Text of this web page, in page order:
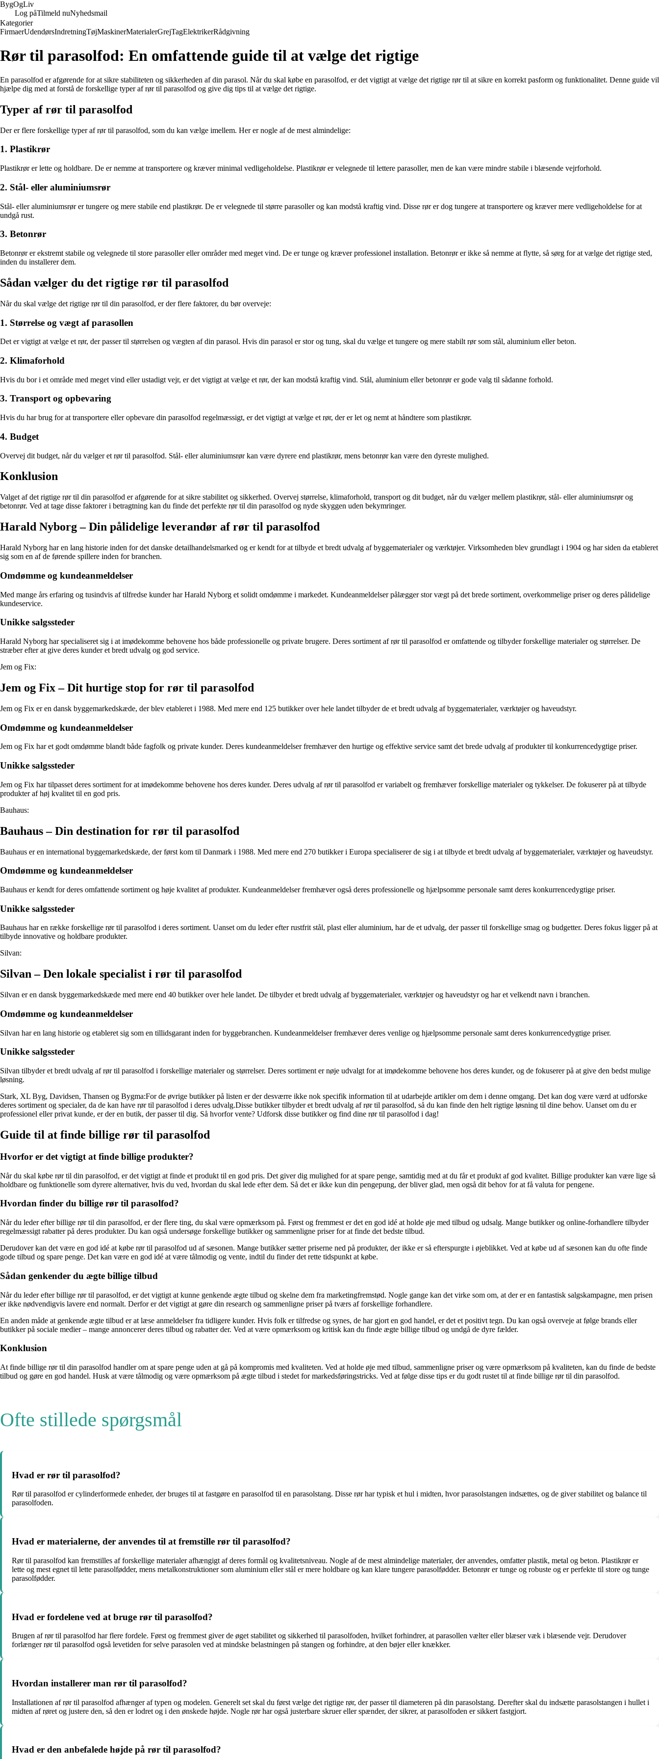
BygOgLiv
Log påTilmeld nuNyhedsmail
Kategorier
FirmaerUdendørsIndretningTøjMaskinerMaterialerGrejTagElektrikerRådgivning
Rør til parasolfod: En omfattende guide til at vælge det rigtige
En parasolfod er afgørende for at sikre stabiliteten og sikkerheden af din parasol. Når du skal købe en parasolfod, er det vigtigt at vælge det rigtige rør til at sikre en korrekt pasform og funktionalitet. Denne guide vil
hjælpe dig med at forstå de forskellige typer af rør til parasolfod og give dig tips til at vælge det rigtige.
Typer af rør til parasolfod
Der er flere forskellige typer af rør til parasolfod, som du kan vælge imellem. Her er nogle af de mest almindelige:
1. Plastikrør
Plastikrør er lette og holdbare. De er nemme at transportere og kræver minimal vedligeholdelse. Plastikrør er velegnede til lettere parasoller, men de kan være mindre stabile i blæsende vejrforhold.
2. Stål- eller aluminiumsrør
Stål- eller aluminiumsrør er tungere og mere stabile end plastikrør. De er velegnede til større parasoller og kan modstå kraftig vind. Disse rør er dog tungere at transportere og kræver mere vedligeholdelse for at
undgå rust.
3. Betonrør
Betonrør er ekstremt stabile og velegnede til store parasoller eller områder med meget vind. De er tunge og kræver professionel installation. Betonrør er ikke så nemme at flytte, så sørg for at vælge det rigtige sted,
inden du installerer dem.
Sådan vælger du det rigtige rør til parasolfod
Når du skal vælge det rigtige rør til din parasolfod, er der flere faktorer, du bør overveje:
1. Størrelse og vægt af parasollen
Det er vigtigt at vælge et rør, der passer til størrelsen og vægten af din parasol. Hvis din parasol er stor og tung, skal du vælge et tungere og mere stabilt rør som stål, aluminium eller beton.
2. Klimaforhold
Hvis du bor i et område med meget vind eller ustadigt vejr, er det vigtigt at vælge et rør, der kan modstå kraftig vind. Stål, aluminium eller betonrør er gode valg til sådanne forhold.
3. Transport og opbevaring
Hvis du har brug for at transportere eller opbevare din parasolfod regelmæssigt, er det vigtigt at vælge et rør, der er let og nemt at håndtere som plastikrør.
4. Budget
Overvej dit budget, når du vælger et rør til parasolfod. Stål- eller aluminiumsrør kan være dyrere end plastikrør, mens betonrør kan være den dyreste mulighed.
Konklusion
Valget af det rigtige rør til din parasolfod er afgørende for at sikre stabilitet og sikkerhed. Overvej størrelse, klimaforhold, transport og dit budget, når du vælger mellem plastikrør, stål- eller aluminiumsrør og
betonrør. Ved at tage disse faktorer i betragtning kan du finde det perfekte rør til din parasolfod og nyde skyggen uden bekymringer.
Harald Nyborg – Din pålidelige leverandør af rør til parasolfod
Harald Nyborg har en lang historie inden for det danske detailhandelsmarked og er kendt for at tilbyde et bredt udvalg af byggematerialer og værktøjer. Virksomheden blev grundlagt i 1904 og har siden da etableret
sig som en af ​​de førende spillere inden for branchen.
Omdømme og kundeanmeldelser
Med mange års erfaring og tusindvis af tilfredse kunder har Harald Nyborg et solidt omdømme i markedet. Kundeanmeldelser pålægger stor vægt på det brede sortiment, overkommelige priser og deres pålidelige
kundeservice.
Unikke salgssteder
Harald Nyborg har specialiseret sig i at imødekomme behovene hos både professionelle og private brugere. Deres sortiment af rør til parasolfod er omfattende og tilbyder forskellige materialer og størrelser. De
stræber efter at give deres kunder et bredt udvalg og god service.
Jem og Fix:
Jem og Fix – Dit hurtige stop for rør til parasolfod
Jem og Fix er en dansk byggemarkedskæde, der blev etableret i 1988. Med mere end 125 butikker over hele landet tilbyder de et bredt udvalg af byggematerialer, værktøjer og haveudstyr.
Omdømme og kundeanmeldelser
Jem og Fix har et godt omdømme blandt både fagfolk og private kunder. Deres kundeanmeldelser fremhæver den hurtige og effektive service samt det brede udvalg af produkter til konkurrencedygtige priser.
Unikke salgssteder
Jem og Fix har tilpasset deres sortiment for at imødekomme behovene hos deres kunder. Deres udvalg af rør til parasolfod er variabelt og fremhæver forskellige materialer og tykkelser. De fokuserer på at tilbyde
produkter af høj kvalitet til en god pris.
Bauhaus:
Bauhaus – Din destination for rør til parasolfod
Bauhaus er en international byggemarkedskæde, der først kom til Danmark i 1988. Med mere end 270 butikker i Europa specialiserer de sig i at tilbyde et bredt udvalg af byggematerialer, værktøjer og haveudstyr.
Omdømme og kundeanmeldelser
Bauhaus er kendt for deres omfattende sortiment og høje kvalitet af produkter. Kundeanmeldelser fremhæver også deres professionelle og hjælpsomme personale samt deres konkurrencedygtige priser.
Unikke salgssteder
Bauhaus har en række forskellige rør til parasolfod i deres sortiment. Uanset om du leder efter rustfrit stål, plast eller aluminium, har de et udvalg, der passer til forskellige smag og budgetter. Deres fokus ligger på at
tilbyde innovative og holdbare produkter.
Silvan:
Silvan – Den lokale specialist i rør til parasolfod
Silvan er en dansk byggemarkedskæde med mere end 40 butikker over hele landet. De tilbyder et bredt udvalg af byggematerialer, værktøjer og haveudstyr og har et velkendt navn i branchen.
Omdømme og kundeanmeldelser
Silvan har en lang historie og etableret sig som en tillidsgarant inden for byggebranchen. Kundeanmeldelser fremhæver deres venlige og hjælpsomme personale samt deres konkurrencedygtige priser.
Unikke salgssteder
Silvan tilbyder et bredt udvalg af rør til parasolfod i forskellige materialer og størrelser. Deres sortiment er nøje udvalgt for at imødekomme behovene hos deres kunder, og de fokuserer på at give den bedst mulige
løsning.
Stark, XL Byg, Davidsen, Thansen og Bygma:For de øvrige butikker på listen er der desværre ikke nok specifik information til at udarbejde artikler om dem i denne omgang. Det kan dog være værd at udforske
deres sortiment og specialer, da de kan have rør til parasolfod i deres udvalg.Disse butikker tilbyder et bredt udvalg af rør til parasolfod, så du kan finde den helt rigtige løsning til dine behov. Uanset om du er
professionel eller privat kunde, er der en butik, der passer til dig. Så hvorfor vente? Udforsk disse butikker og find dine rør til parasolfod i dag!
Guide til at finde billige rør til parasolfod
Hvorfor er det vigtigt at finde billige produkter?
Når du skal købe rør til din parasolfod, er det vigtigt at finde et produkt til en god pris. Det giver dig mulighed for at spare penge, samtidig med at du får et produkt af god kvalitet. Billige produkter kan være lige så
holdbare og funktionelle som dyrere alternativer, hvis du ved, hvordan du skal lede efter dem. Så det er ikke kun din pengepung, der bliver glad, men også dit behov for at få valuta for pengene.
Hvordan finder du billige rør til parasolfod?
Når du leder efter billige rør til din parasolfod, er der flere ting, du skal være opmærksom på. Først og fremmest er det en god idé at holde øje med tilbud og udsalg. Mange butikker og online-forhandlere tilbyder
regelmæssigt rabatter på deres produkter. Du kan også undersøge forskellige butikker og sammenligne priser for at finde det bedste tilbud.
Derudover kan det være en god idé at købe rør til parasolfod ud af sæsonen. Mange butikker sætter priserne ned på produkter, der ikke er så efterspurgte i øjeblikket. Ved at købe ud af sæsonen kan du ofte finde
gode tilbud og spare penge. Det kan være en god idé at være tålmodig og vente, indtil du finder det rette tidspunkt at købe.
Sådan genkender du ægte billige tilbud
Når du leder efter billige rør til parasolfod, er det vigtigt at kunne genkende ægte tilbud og skelne dem fra marketingfremstød. Nogle gange kan det virke som om, at der er en fantastisk salgskampagne, men prisen
er ikke nødvendigvis lavere end normalt. Derfor er det vigtigt at gøre din research og sammenligne priser på tværs af forskellige forhandlere.
En anden måde at genkende ægte tilbud er at læse anmeldelser fra tidligere kunder. Hvis folk er tilfredse og synes, de har gjort en god handel, er det et positivt tegn. Du kan også overveje at følge brands eller
butikker på sociale medier – mange annoncerer deres tilbud og rabatter der. Ved at være opmærksom og kritisk kan du finde ægte billige tilbud og undgå de dyre fælder.
Konklusion
At finde billige rør til din parasolfod handler om at spare penge uden at gå på kompromis med kvaliteten. Ved at holde øje med tilbud, sammenligne priser og være opmærksom på kvaliteten, kan du finde de bedste
tilbud og gøre en god handel. Husk at være tålmodig og være opmærksom på ægte tilbud i stedet for markedsføringstricks. Ved at følge disse tips er du godt rustet til at finde billige rør til din parasolfod.
Ofte stillede spørgsmål
Hvad er rør til parasolfod?
Rør til parasolfod er cylinderformede enheder, der bruges til at fastgøre en parasolfod til en parasolstang. Disse rør har typisk et hul i midten, hvor parasolstangen indsættes, og de giver stabilitet og balance til
parasolfoden.
Hvad er materialerne, der anvendes til at fremstille rør til parasolfod?
Rør til parasolfod kan fremstilles af forskellige materialer afhængigt af deres formål og kvalitetsniveau. Nogle af de mest almindelige materialer, der anvendes, omfatter plastik, metal og beton. Plastikrør er
lette og mest egnet til lette parasolfødder, mens metalkonstruktioner som aluminium eller stål er mere holdbare og kan klare tungere parasolfødder. Betonrør er tunge og robuste og er perfekte til store og tunge
parasolfødder.
Hvad er fordelene ved at bruge rør til parasolfod?
Brugen af rør til parasolfod har flere fordele. Først og fremmest giver de øget stabilitet og sikkerhed til parasolfoden, hvilket forhindrer, at parasollen vælter eller blæser væk i blæsende vejr. Derudover
forlænger rør til parasolfod også levetiden for selve parasolen ved at mindske belastningen på stangen og forhindre, at den bøjer eller knækker.
Hvordan installerer man rør til parasolfod?
Installationen af rør til parasolfod afhænger af typen og modelen. Generelt set skal du først vælge det rigtige rør, der passer til diameteren på din parasolstang. Derefter skal du indsætte parasolstangen i hullet i
midten af ​​røret og justere den, så den er lodret og i den ønskede højde. Nogle rør har også justerbare skruer eller spænder, der sikrer, at parasolfoden er sikkert fastgjort.
Hvad er den anbefalede højde på rør til parasolfod?